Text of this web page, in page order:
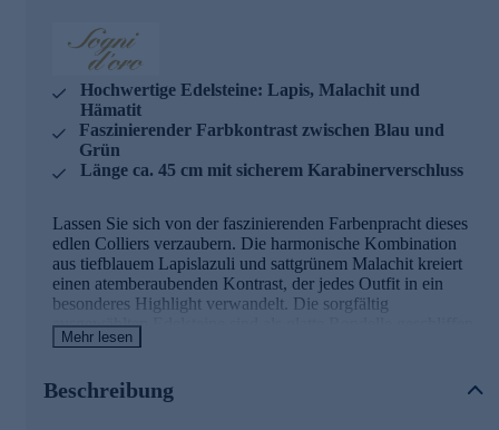
Hochwertige Edelsteine: Lapis, Malachit und
Hämatit
Faszinierender Farbkontrast zwischen Blau und
Grün
Länge ca. 45 cm mit sicherem Karabinerverschluss
Lassen Sie sich von der faszinierenden Farbenpracht dieses
edlen Colliers verzaubern. Die harmonische Kombination
aus tiefblauem Lapislazuli und sattgrünem Malachit kreiert
einen atemberaubenden Kontrast, der jedes Outfit in ein
besonderes Highlight verwandelt. Die sorgfältig
ausgewählten Edelsteine sind als glatte Rondelle geschliffen
und auf einem feinen Stahldraht aufgefädelt. Kleine goldene
und verleihen dem Collier zusätzlichen Glanz. Mit einer
Länge von ca. 45 cm schmiegt sich das Schmuckstück
Mehr lesen
Beschreibung